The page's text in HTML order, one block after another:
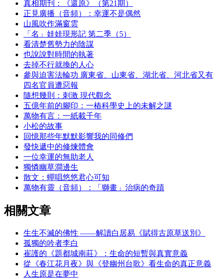
真相期刊：《還原》（第21期）
正見廣播（音頻）：幸運不是偶然
山風吹作滿窗雲
「名」娃娃現形記 第二季（5）
看清楚舊勢力的陰謀
也說說對時間的執著
去掉不行就換的人心
參與迫害法輪功 廣東省、山東省、湖北省、河北省又有
四名官員遭惡報
隨想幾則：刺激 現代觀念
五億年前的腳印：一樁科學史上的未解之謎
萬物有言：一紙載千年
小松的故事
回憶那些年默默影響我的同修們
發快遞中的修煉體會
一位幸運的無助老人
獨憐幽草澗邊生
散文：蟬唱悠悠君心可知
萬物有靈（音頻）：「獅畫」治病的奇蹟
相關文章
生生不滅的佛性 ——解讀白居易《賦得古原草送別》
孤獨的吟者李白
崔護的《題都城南莊》：生命的短暫與真實意義
從《春江花月夜》與《登幽州台歌》看生命的真正意義
人生原是在夢中